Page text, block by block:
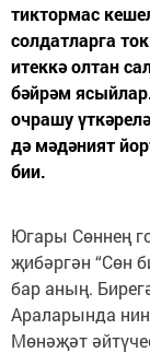
тиктормас
солдатларга
итеккә олтан
бәйрәм
очрашу
дә мәдәният
бии.
Югары Сөннең
җибәргән “Сөн
бар аның.
Араларында
Мөнәҗәт